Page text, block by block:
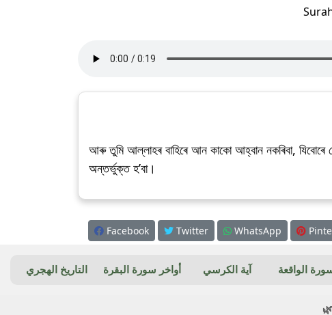
আৰু তুমি আল্লাহৰ বাহিৰে আন কাকো আহ্বান নকৰিবা, যিবোৰে
অন্তৰ্ভুক্ত হ’বা।
Facebook Twitter WhatsApp
الواقعة آية الكرسي أواخر سورة البقرة التاريخ الهجري